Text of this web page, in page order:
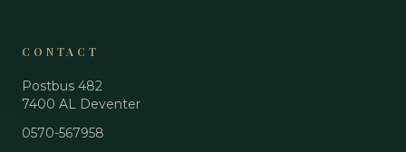
CONTACT
Postbus 482
7400 AL Deventer
0570-567958